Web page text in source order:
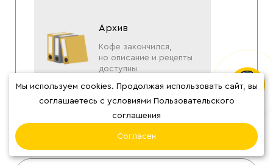
Архив
Кофе закончился,
но описание и рецепты
доступны
Мы используем cookies. Продолжая использовать сайт, вы
соглашаетесь с условиями Пользовательского
соглашения
Согласен